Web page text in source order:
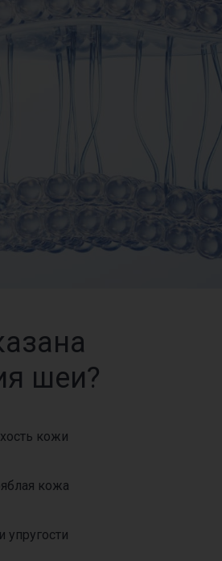
шеи?
кожи
кожа
упругости